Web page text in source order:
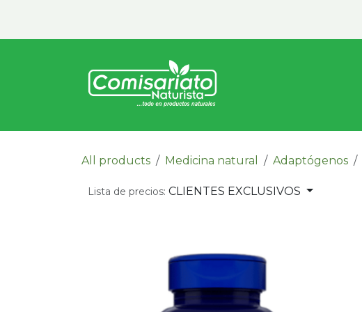
All products Medicina natural Adaptógenos
Lista de precios: CLIENTES EXCLUSIVOS